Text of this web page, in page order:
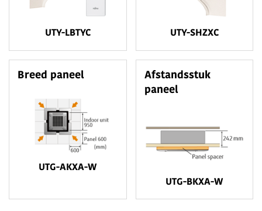
UTY-LBTYC UTY-SHZXC
Breed paneel
UTG-AKXA-W
Afstandsstuk
paneel
UTG-BKXA-W